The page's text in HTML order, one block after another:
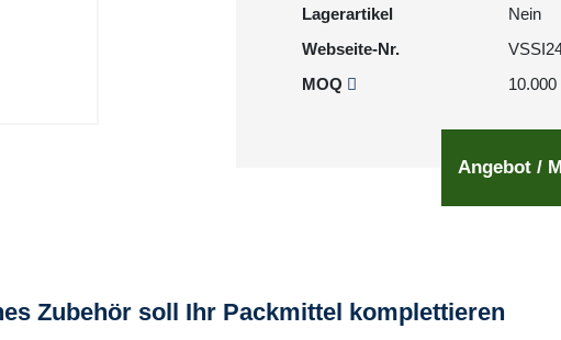
Lagerartikel
Nein
Webseite-Nr.
MOQ
10.000
Angebot /
Zubehör soll Ihr Packmittel komplettieren